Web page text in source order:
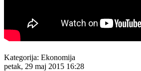
Kategorija: Ekonomija
petak, 29 maj 2015 16:28